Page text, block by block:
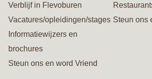
Verblijf in Flevoburen
Vacatures/opleidingen/stages
Informatiewijzers en
brochures
Steun ons en word Vriend
Steun ons